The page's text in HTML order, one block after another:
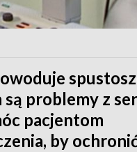
problemy z
pacjentom
by